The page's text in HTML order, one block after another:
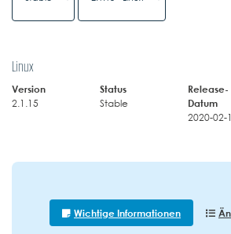
Linux
Version
2.1.15
Status
Stable
Release-
Datum
2020-02-
Wichtige Informationen